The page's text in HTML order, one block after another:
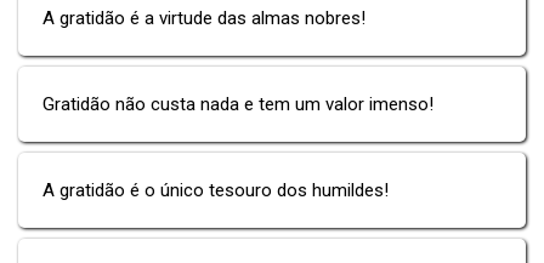
A gratidão é a virtude das almas nobres!
Gratidão não custa nada e tem um valor imenso!
A gratidão é o único tesouro dos humildes!